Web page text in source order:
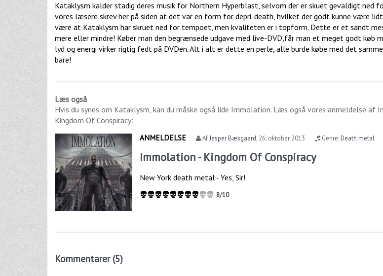
Kataklysm kalder stadig deres musik for Northern Hyperblast, selvom der er skuet gevaldigt ned
vores læsere skrev her på siden at det var en form for depri-death, hvilket der godt kunne være
være at Kataklysm har skruet ned for tempoet, men kvaliteten er i topform. Dette er et sandt
mere eller mindre! Køber man den begrænsede udgave med live-DVD,får man et meget godt køb
lyd og energi virker rigtig fedt på DVDen. Alt i alt er dette en perle, alle burde købe med det
bare!
Læs også
Hvis du synes om Kataklysm , kan du måske også lide Immolation. Læs også vores anmeldelse af
Kingdom Of Conspiracy:
ANMELDELSE
AfJesper Bækgaard, 26. oktober 2013 Genre:Death metal
Immolation - Kingdom Of Conspiracy
New York death metal - Yes, Sir!
8/10
Kommentarer (5)